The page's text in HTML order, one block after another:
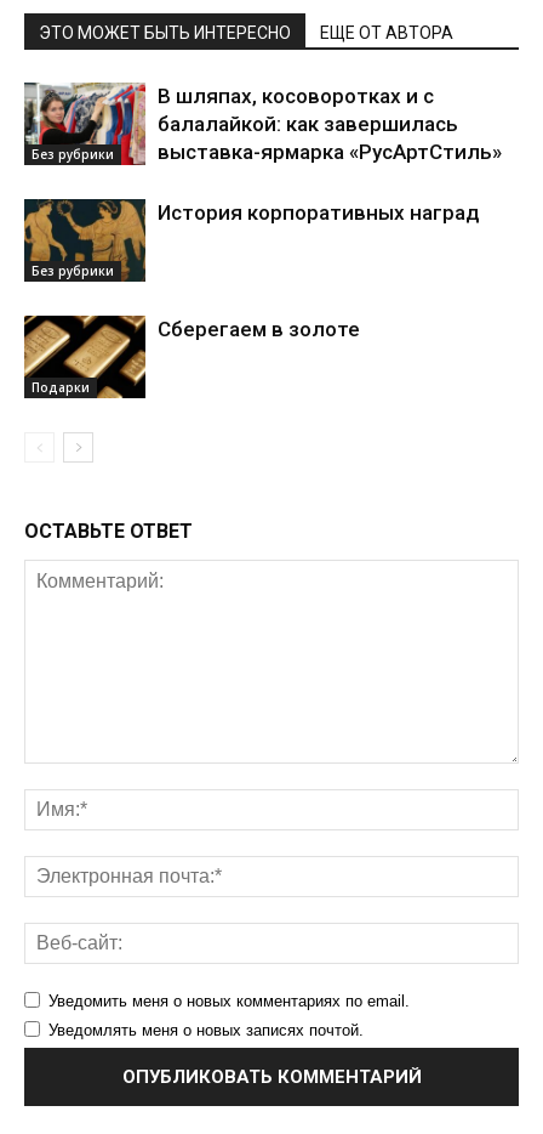
ЭТО МОЖЕТ БЫТЬ ИНТЕРЕСНО ЕЩЕ ОТ АВТОРА
Без рубрики
В шляпах, косоворотках и с
балалайкой: как завершилась
выставка-ярмарка «РусАртСтиль»
Без рубрики
История корпоративных наград
Подарки
Сберегаем в золоте
ОСТАВЬТЕ ОТВЕТ
Уведомить меня о новых комментариях по email.
Уведомлять меня о новых записях почтой.